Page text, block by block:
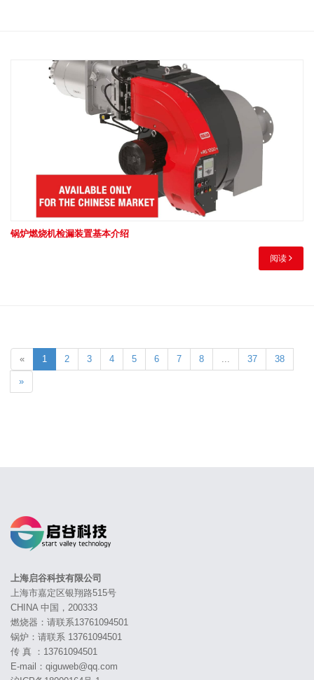
锅炉燃烧机检漏装置基本介绍
阅读
« 1 2 3 4 5 6 7 8 37 38
»
上海启谷科技有限公司
上海市嘉定区银翔路515号
CHINA 中国，200333
燃烧器：请联系13761094501
锅炉：请联系 13761094501
传 真 ：13761094501
E-mail：qiguweb@qq.com